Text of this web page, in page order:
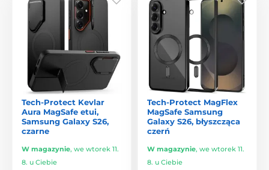
Tech-Protect Kevlar
Aura MagSafe etui,
Samsung Galaxy S26,
czarne
W magazynie, we wtorek 11.
8. u Ciebie
Tech-Protect MagFlex
MagSafe Samsung
Galaxy S26, błyszcząca
czerń
W magazynie, we wtorek 11.
8. u Ciebie